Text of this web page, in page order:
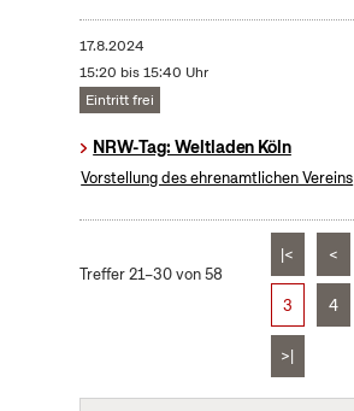
17.8.2024
15:20 bis 15:40 Uhr
Eintritt frei
NRW-Tag: Weltladen Köln
Vorstellung des ehrenamtlichen Vereins
Treffer 21–30 von 58
|< <
3 4
>|